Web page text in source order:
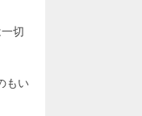
切
もい